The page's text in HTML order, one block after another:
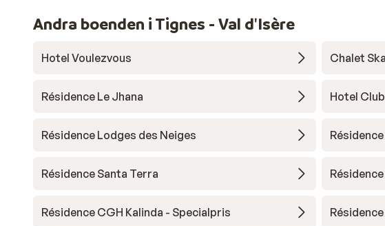
Andra boenden i Tignes - Val d'Isère
Hotel Voulezvous Chalet
Résidence Le Jhana Hotel
Résidence Lodges des Neiges
Résidence Santa Terra
Résidence CGH Kalinda - Specialpris